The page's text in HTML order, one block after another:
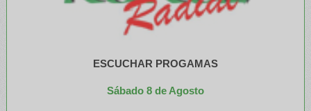
ESCUCHAR PROGAMAS
Sábado 8 de Agosto